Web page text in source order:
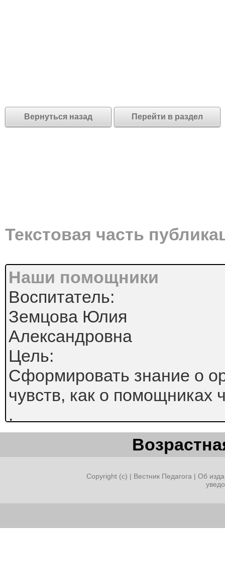
Вернуться назад Перейти в раздел
Текстовая часть
Наши помощники
Воспитатель:
Земцова Юлия
Александровна
Цель:
Сформировать знание о
чувств, как о помощниках
.
Copyright (c) | Вестник Педагога | Об